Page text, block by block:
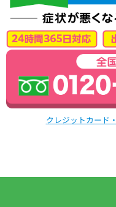
クレジットカード